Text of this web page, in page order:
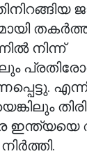
നിന്ന്